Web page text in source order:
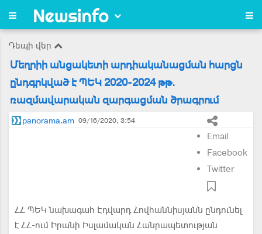
Դեպի վեր
Մեղրիի անցակետի արդիականացման հարցն
ընդգրկված է ՊԵԿ 2020-2024 թթ.
ռազմավարական զարգացման ծրագրում
panorama.am 09/16/2020, 3:54
Email
Facebook
Twitter
ՀՀ ՊԵԿ նախագահ Էդվարդ Հովհաննիսյանն ընդունել
է ՀՀ-ում Իրանի Իսլամական Հանրապետության